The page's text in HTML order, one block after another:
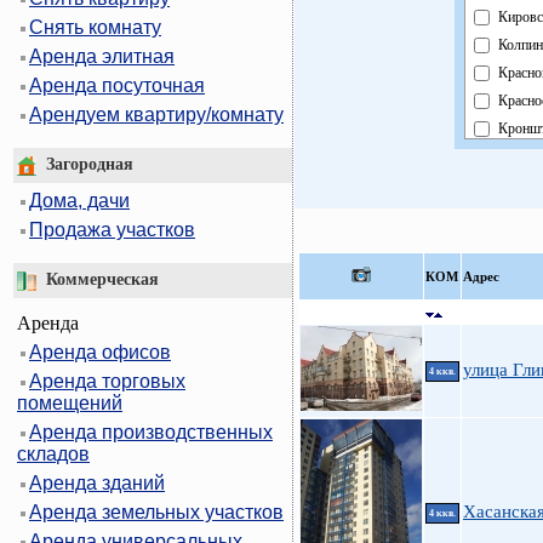
Снять комнату
Аренда элитная
Аренда посуточная
Арендуем квартиру/комнату
Загородная
Дома, дачи
Продажа участков
Коммерческая
Аренда
Аренда офисов
Аренда торговых
помещений
Аренда производственных
складов
Аренда зданий
Аренда земельных участков
КOМ Адрес
4 ккв. улица
4 ккв.